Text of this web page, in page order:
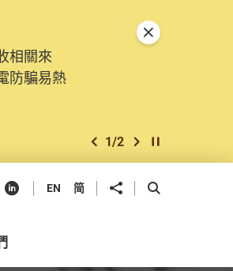
相關來
防騙易熱
日起，
所有提交
上一個
2/2 下一個開始/暫停幻燈
關閉特別通告
音領英 EN 简 分享到 開啟搜尋框